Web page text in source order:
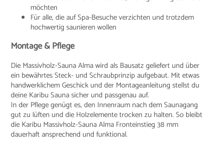
möchten
Für alle, die auf Spa-Besuche verzichten und trotzdem
hochwertig saunieren wollen
Montage & Pflege
Die Massivholz-Sauna Alma wird als Bausatz geliefert und über
ein bewährtes Steck- und Schraubprinzip aufgebaut. Mit etwas
handwerklichem Geschick und der Montageanleitung stellst du
deine Karibu Sauna sicher und passgenau auf.
In der Pflege genügt es, den Innenraum nach dem Saunagang
gut zu lüften und die Holzelemente trocken zu halten. So bleibt
die Karibu Massivholz-Sauna Alma Fronteinstieg 38 mm
dauerhaft ansprechend und funktional.